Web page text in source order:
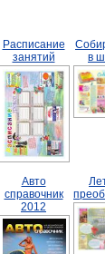
Расписание
занятий
в
Авто
справочник
2012